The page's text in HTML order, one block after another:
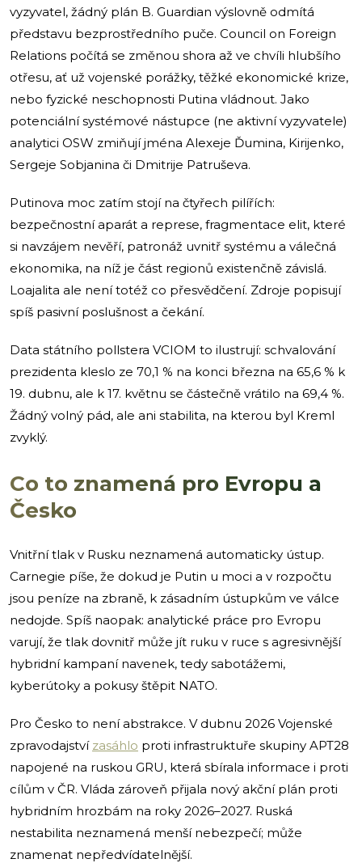
vyzyvatel, žádný plán B. Guardian výslovně odmítá
představu bezprostředního puče. Council on Foreign
Relations počítá se změnou shora až ve chvíli hlubšího
otřesu, ať už vojenské porážky, těžké ekonomické krize,
nebo fyzické neschopnosti Putina vládnout. Jako
potenciální systémové nástupce (ne aktivní vyzyvatele)
analytici OSW zmiňují jména Alexeje Ďumina, Kirijenko,
Sergeje Sobjanina či Dmitrije Patruševa.
Putinova moc zatím stojí na čtyřech pilířích:
bezpečnostní aparát a represe, fragmentace elit, které
si navzájem nevěří, patronáž uvnitř systému a válečná
ekonomika, na níž je část regionů existenčně závislá.
Loajalita ale není totéž co přesvědčení. Zdroje popisují
spíš pasivní poslušnost a čekání.
Data státního pollstera VCIOM to ilustrují: schvalování
prezidenta kleslo ze 70,1 % na konci března na 65,6 % k
19. dubnu, ale k 17. květnu se částečně vrátilo na 69,4 %.
Žádný volný pád, ale ani stabilita, na kterou byl Kreml
zvyklý.
Co to znamená pro Evropu a
Česko
Vnitřní tlak v Rusku neznamená automaticky ústup.
Carnegie píše, že dokud je Putin u moci a v rozpočtu
jsou peníze na zbraně, k zásadním ústupkům ve válce
nedojde. Spíš naopak: analytické práce pro Evropu
varují, že tlak dovnitř může jít ruku v ruce s agresivnější
hybridní kampaní navenek, tedy sabotážemi,
kyberútoky a pokusy štěpit NATO.
Pro Česko to není abstrakce. V dubnu 2026 Vojenské
zpravodajství zasáhlo proti infrastruktuře skupiny APT28
napojené na ruskou GRU, která sbírala informace i proti
cílům v ČR. Vláda zároveň přijala nový akční plán proti
hybridním hrozbám na roky 2026–2027. Ruská
nestabilita neznamená menší nebezpečí; může
znamenat nepředvídatelnější.